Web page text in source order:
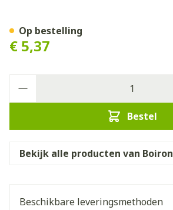
€ 5,37
Bestel
Op bestelling
Bekijk alle producten van Boiron
Beschikbare leveringsmethoden